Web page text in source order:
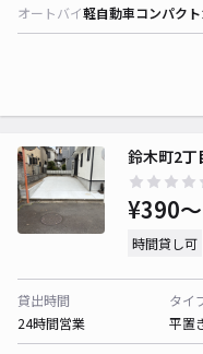
オートバイ軽自動車コンパク
鈴木町2丁
¥390〜
時間貸し可
貸出時間
24時間営業
タイ
平置